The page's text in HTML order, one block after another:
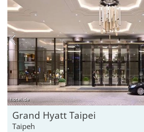
hotel.de
Grand Hyatt Taipei
Taipeh